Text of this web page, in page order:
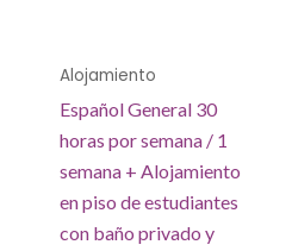
Alojamiento
Español General 30
horas por semana / 1
semana + Alojamiento
en piso de estudiantes
con baño privado y